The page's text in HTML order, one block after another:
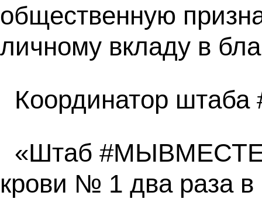
общественную
личному вкладу в
Координатор
«Штаб #МЫВМЕСТЕ
крови № 1 два раза в